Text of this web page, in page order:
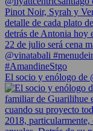
El socio y enólogo de